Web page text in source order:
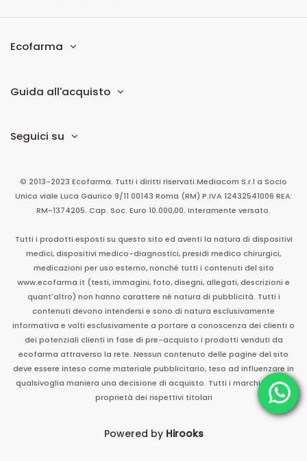
Ecofarma
Guida all'acquisto
Seguici su
© 2013-2023 Ecofarma. Tutti i diritti riservati.Mediacom S.r.l a Socio
Unico viale Luca Gaurico 9/11 00143 Roma (RM) P.IVA 12432541006 REA:
RM-1374205. Cap. Soc. Euro 10.000,00. Interamente versato.
Tutti i prodotti esposti su questo sito ed aventi la natura di dispositivi
medici, dispositivi medico-diagnostici, presidi medico chirurgici,
medicazioni per uso esterno, nonché tutti i contenuti del sito
www.ecofarma.it (testi, immagini, foto, disegni, allegati, descrizioni e
quant'altro) non hanno carattere né natura di pubblicità. Tutti i
contenuti devono intendersi e sono di natura esclusivamente
informativa e volti esclusivamente a portare a conoscenza dei clienti o
dei potenziali clienti in fase di pre-acquisto i prodotti venduti da
ecofarma attraverso la rete. Nessun contenuto delle pagine del sito
deve essere inteso come materiale pubblicitario, teso ad influenzare in
qualsivoglia maniera una decisione di acquisto. Tutti i marchi sono di
proprietà dei rispettivi titolari
Powered by Hirooks